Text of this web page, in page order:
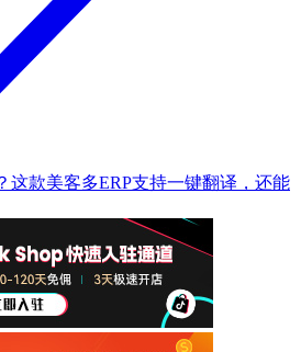
这款美客多ERP支持一键翻译，还能